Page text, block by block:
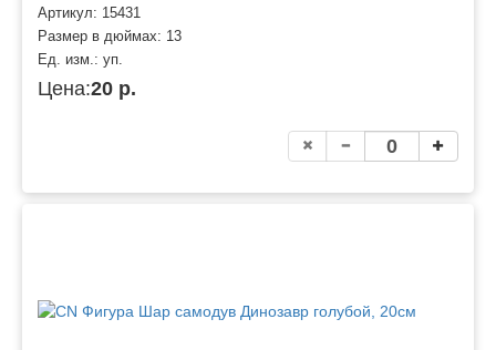
Артикул: 15431
Размер в дюймах: 13
Ед. изм.: уп.
Цена:20 р.